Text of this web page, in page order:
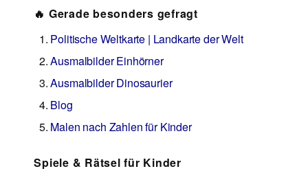
🔥 Gerade besonders gefragt
Politische Weltkarte | Landkarte der Welt
Ausmalbilder Einhörner
Ausmalbilder Dinosaurier
Blog
Malen nach Zahlen für Kinder
Spiele & Rätsel für Kinder